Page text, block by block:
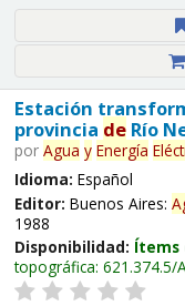
Estación
provincia deRío
por Agua y Energía
Idioma: Español
Editor: Buenos Aires:
1988
Disponibilidad: Ítems
topográfica: 621.374.5/